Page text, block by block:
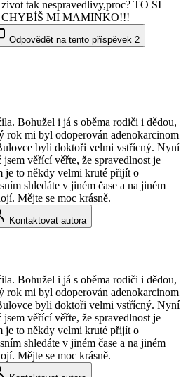
tak nespravedlivy,proc? TO SI
MI MAMINKO!!!
Odpovědět na tento příspěvek 2
Bohužel i já s oběma rodiči i dědou,
rok mi byl odoperován adenokarcinom
byli doktoři velmi vstřícný. Nyní
věřící věřte, že spravedlnost je
je to někdy velmi kruté přijít o
shledáte v jiném čase a na jiném
Mějte se moc krásně.
Kontaktovat autora
Bohužel i já s oběma rodiči i dědou,
rok mi byl odoperován adenokarcinom
byli doktoři velmi vstřícný. Nyní
věřící věřte, že spravedlnost je
je to někdy velmi kruté přijít o
shledáte v jiném čase a na jiném
Mějte se moc krásně.